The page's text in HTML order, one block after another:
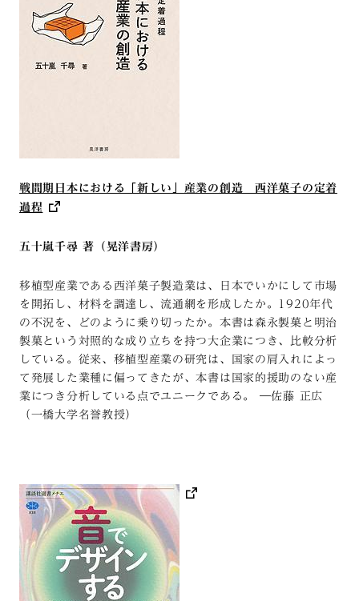
戦間期日本における「新しい」産業の創造 西洋菓子の定着
過程
五十嵐千尋 著（晃洋書房）
移植型産業である西洋菓子製造業は、日本でいかにして市場
を開拓し、材料を調達し、流通網を形成したか。1920年代
の不況を、どのように乗り切ったか。本書は森永製菓と明治
製菓という対照的な成り立ちを持つ大企業につき、比較分析
している。従来、移植型産業の研究は、国家の肩入れによっ
て発展した業種に偏ってきたが、本書は国家的援助のない産
業につき分析している点でユニークである。 ―佐藤 正広
（一橋大学名誉教授）